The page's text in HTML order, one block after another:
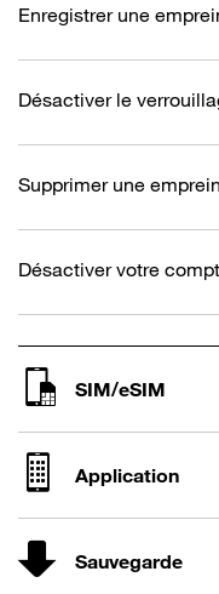
Enregistrer une
Désactiver le
Supprimer une
Désactiver votre
SIM/eSIM
Application
Sauvegarde